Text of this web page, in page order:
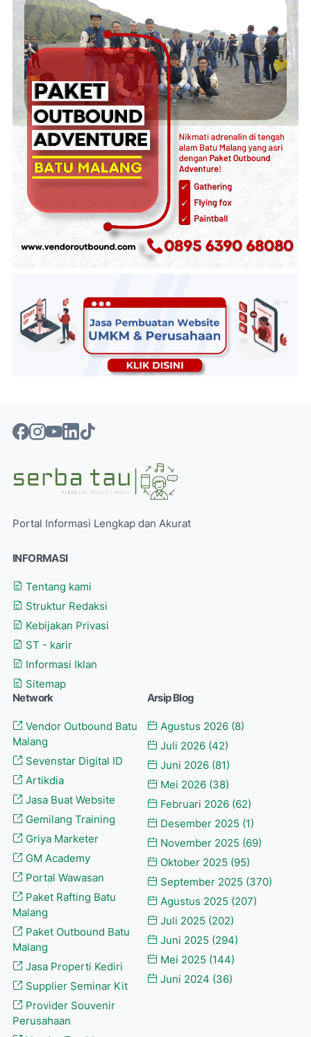
Portal Informasi Lengkap dan Akurat
INFORMASI
Tentang kami
Struktur Redaksi
Kebijakan Privasi
ST - karir
Informasi Iklan
Sitemap
Network
Vendor Outbound Batu
Malang
Sevenstar Digital ID
Artikdia
Jasa Buat Website
Gemilang Training
Griya Marketer
GM Academy
Portal Wawasan
Paket Rafting Batu
Malang
Paket Outbound Batu
Malang
Jasa Properti Kediri
Supplier Seminar Kit
Provider Souvenir
Perusahaan
Arsip Blog
Agustus 2026 (8)
Juli 2026 (42)
Juni 2026 (81)
Mei 2026 (38)
Februari 2026 (62)
Desember 2025 (1)
November 2025 (69)
Oktober 2025 (95)
September 2025 (370)
Agustus 2025 (207)
Juli 2025 (202)
Juni 2025 (294)
Mei 2025 (144)
Juni 2024 (36)